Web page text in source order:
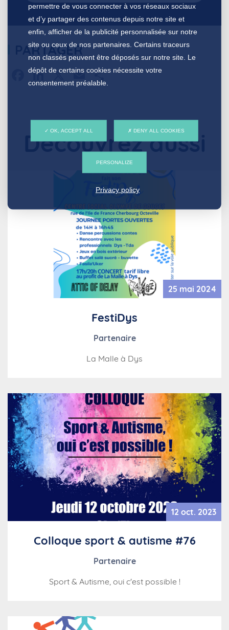
PARTAGER
Facebook
LinkedIn
X EmailPartager
Découvrez aussi
25 mai 2024
FestiDys
Partenaire
La Malle à Dys
12 oct. 2023
Colloque sport & autisme #76
Partenaire
Sport & Autisme, oui c'est possible !
permettre de vous connecter à vos réseaux sociaux
et d’y partager des contenus depuis notre site et
enfin, afficher de la publicité personnalisée sur notre
site ou ceux de nos partenaires. Certains traceurs
non classés peuvent être déposés sur notre site. Le
dépôt de certains cookies nécessite votre
consentement préalable.
OK, ACCEPT ALL DENY ALL COOKIES
PERSONALIZE
Privacy policy